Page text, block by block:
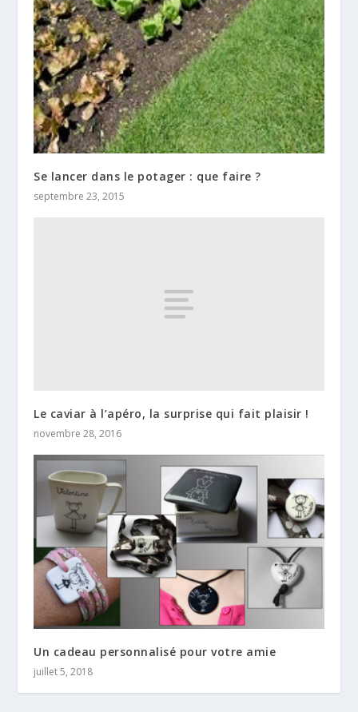
Se lancer dans le potager : que faire ?
septembre 23, 2015
Le caviar à l’apéro, la surprise qui fait plaisir !
novembre 28, 2016
Un cadeau personnalisé pour votre amie
juillet 5, 2018